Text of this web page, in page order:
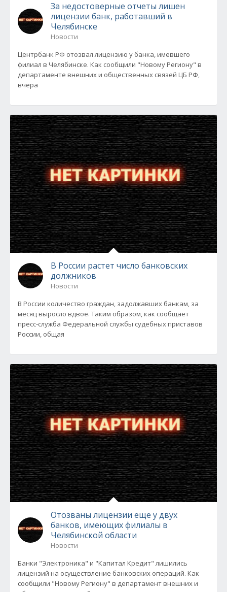
За недостоверные отчеты лишен
лицензии банк, работавший в
Челябинске
Новости
Центрбанк РФ отозвал лицензию у банка, имевшего
филиал в Челябинске. Как сообщили "Новому Региону" в
департаменте внешних и общественных связей ЦБ РФ,
вчера
В России растет число банковских
должников
Новости
В России количество граждан, задолжавших банкам, за
месяц выросло вдвое. Таким образом, как сообщает
пресс-служба Федеральной службы судебных приставов
России, общая
Отозваны лицензии еще у двух
банков, имеющих филиалы в
Челябинской области
Новости
Банки "Электроника" и "Капитал Кредит" лишились
лицензий на осуществление банковских операций. Как
сообщили "Новому Региону" в департамент внешних и